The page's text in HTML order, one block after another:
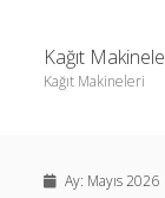
Kağıt
Kağıt Makineleri
ListeAy: Mayıs 2026